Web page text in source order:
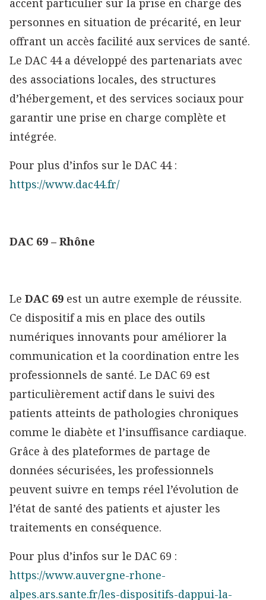
accent particulier sur la prise en charge des
personnes en situation de précarité, en leur
offrant un accès facilité aux services de santé.
Le DAC 44 a développé des partenariats avec
des associations locales, des structures
d’hébergement, et des services sociaux pour
garantir une prise en charge complète et
intégrée.
Pour plus d’infos sur le DAC 44 :
https://www.dac44.fr/
DAC 69 – Rhône
Le DAC 69 est un autre exemple de réussite.
Ce dispositif a mis en place des outils
numériques innovants pour améliorer la
communication et la coordination entre les
professionnels de santé. Le DAC 69 est
particulièrement actif dans le suivi des
patients atteints de pathologies chroniques
comme le diabète et l’insuffisance cardiaque.
Grâce à des plateformes de partage de
données sécurisées, les professionnels
peuvent suivre en temps réel l’évolution de
l’état de santé des patients et ajuster les
traitements en conséquence.
Pour plus d’infos sur le DAC 69 :
https://www.auvergne-rhone-
alpes.ars.sante.fr/les-dispositifs-dappui-la-